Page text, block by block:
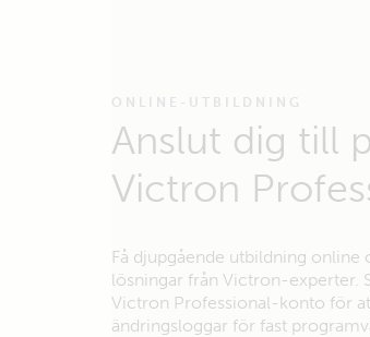
ONLINE-UTBILDNING
Anslut dig till
Victron
Få djupgående utbildning
lösningar från Victron-experter.
Victron Professional-konto för
ändringsloggar för fast